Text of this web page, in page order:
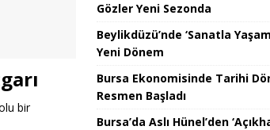
bir
Gözler Yeni Sezonda
Beylikdüzü’nde ‘Sanatla
Yeni Dönem
Bursa Ekonomisinde Tarihi
Resmen Başladı
Bursa’da Aslı Hünel’den